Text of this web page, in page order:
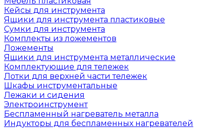
Кейсы для инструмента
Ящики для инструмента пластиковые
Сумки для инструмента
Комплекты из ложементов
Ложементы
Ящики для инструмента металлические
Комплектующие для тележек
Лотки для верхней части тележек
Шкафы инструментальные
Лежаки и сидения
Электроинструмент
Беспламенный нагреватель металла
Индукторы для беспламенных нагревателей